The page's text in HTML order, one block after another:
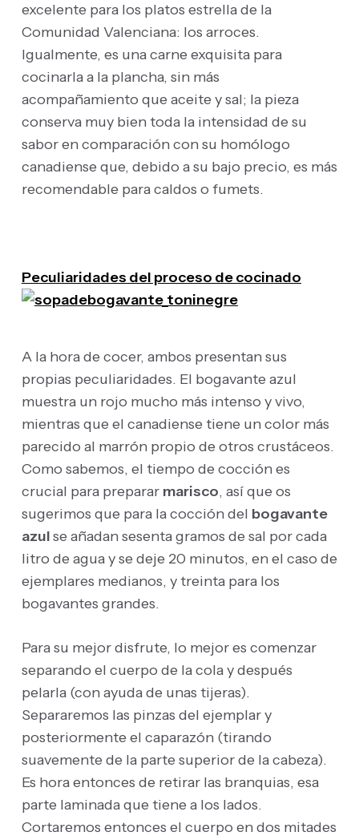
excelente para los platos estrella de la
Comunidad Valenciana: los arroces.
Igualmente, es una carne exquisita para
cocinarla a la plancha, sin más
acompañamiento que aceite y sal; la pieza
conserva muy bien toda la intensidad de su
sabor en comparación con su homólogo
canadiense que, debido a su bajo precio, es más
recomendable para caldos o fumets.
Peculiaridades del proceso de cocinado
A la hora de cocer, ambos presentan sus
propias peculiaridades. El bogavante azul
muestra un rojo mucho más intenso y vivo,
mientras que el canadiense tiene un color más
parecido al marrón propio de otros crustáceos.
Como sabemos, el tiempo de cocción es
crucial para preparar marisco, así que os
sugerimos que para la cocción del bogavante
azulse añadan sesenta gramos de sal por cada
litro de agua y se deje 20 minutos, en el caso de
ejemplares medianos, y treinta para los
bogavantes grandes.
Para su mejor disfrute, lo mejor es comenzar
separando el cuerpo de la cola y después
pelarla (con ayuda de unas tijeras).
Separaremos las pinzas del ejemplar y
posteriormente el caparazón (tirando
suavemente de la parte superior de la cabeza).
Es hora entonces de retirar las branquias, esa
parte laminada que tiene a los lados.
Cortaremos entonces el cuerpo en dos mitades